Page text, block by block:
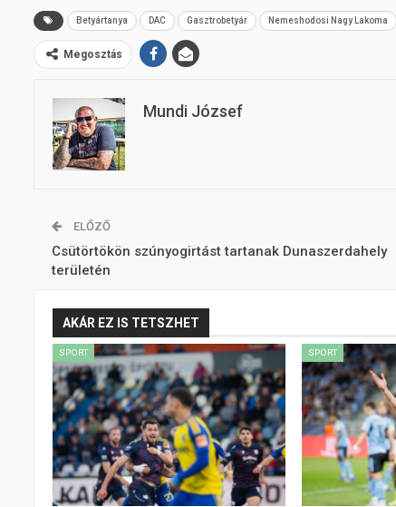
Betyártanya DAC Gasztrobetyár Nemeshodosi Nagy Lakoma
Megosztás
Mundi József
ELŐZŐ
Csütörtökön szúnyogirtást tartanak Dunaszerdahely
területén
AKÁR EZ IS TETSZHET
SPORT SPORT